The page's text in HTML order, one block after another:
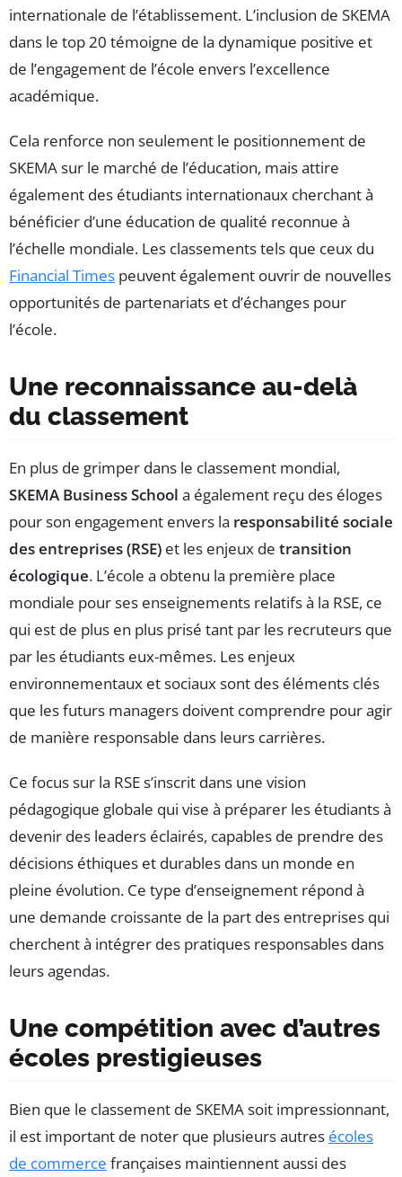
internationale de l’établissement. L’inclusion de SKEMA
dans le top 20 témoigne de la dynamique positive et
de l’engagement de l’école envers l’excellence
académique.
Cela renforce non seulement le positionnement de
SKEMA sur le marché de l’éducation, mais attire
également des étudiants internationaux cherchant à
bénéficier d’une éducation de qualité reconnue à
l’échelle mondiale. Les classements tels que ceux du
Financial Times peuvent également ouvrir de nouvelles
opportunités de partenariats et d’échanges pour
l’école.
Une reconnaissance au-delà
du classement
En plus de grimper dans le classement mondial,
SKEMA Business School a également reçu des éloges
pour son engagement envers la responsabilité sociale
des entreprises (RSE) et les enjeux de transition
écologique. L’école a obtenu la première place
mondiale pour ses enseignements relatifs à la RSE, ce
qui est de plus en plus prisé tant par les recruteurs que
par les étudiants eux-mêmes. Les enjeux
environnementaux et sociaux sont des éléments clés
que les futurs managers doivent comprendre pour agir
de manière responsable dans leurs carrières.
Ce focus sur la RSE s’inscrit dans une vision
pédagogique globale qui vise à préparer les étudiants à
devenir des leaders éclairés, capables de prendre des
décisions éthiques et durables dans un monde en
pleine évolution. Ce type d’enseignement répond à
une demande croissante de la part des entreprises qui
cherchent à intégrer des pratiques responsables dans
leurs agendas.
Une compétition avec d’autres
écoles prestigieuses
Bien que le classement de SKEMA soit impressionnant,
il est important de noter que plusieurs autres écoles
de commerce françaises maintiennent aussi des